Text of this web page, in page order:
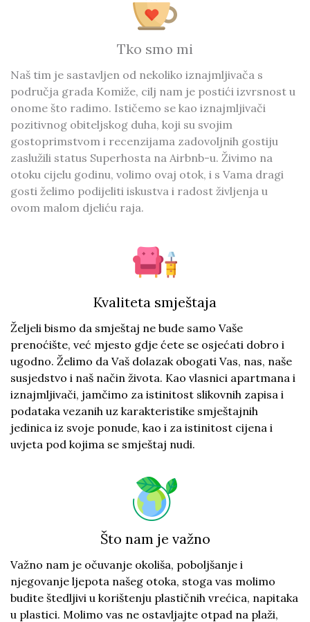
Tko smo mi
Naš tim je sastavljen od nekoliko iznajmljivača s
područja grada Komiže, cilj nam je postići izvrsnost u
onome što radimo. Ističemo se kao iznajmljivači
pozitivnog obiteljskog duha, koji su svojim
gostoprimstvom i recenzijama zadovoljnih gostiju
zaslužili status Superhosta na Airbnb-u. Živimo na
otoku cijelu godinu, volimo ovaj otok, i s Vama dragi
gosti želimo podijeliti iskustva i radost življenja u
ovom malom djeliću raja.
Kvaliteta smještaja
Željeli bismo da smještaj ne bude samo Vaše
prenoćište, već mjesto gdje ćete se osjećati dobro i
ugodno. Želimo da Vaš dolazak obogati Vas, nas, naše
susjedstvo i naš način života. Kao vlasnici apartmana i
iznajmljivači, jamčimo za istinitost slikovnih zapisa i
podataka vezanih uz karakteristike smještajnih
jedinica iz svoje ponude, kao i za istinitost cijena i
uvjeta pod kojima se smještaj nudi.
Što nam je važno
Važno nam je očuvanje okoliša, poboljšanje i
njegovanje ljepota našeg otoka, stoga vas molimo
budite štedljivi u korištenju plastičnih vrećica, napitaka
u plastici. Molimo vas ne ostavljajte otpad na plaži,